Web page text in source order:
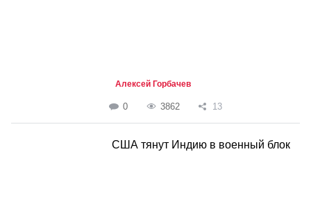
Алексей Горбачев
0 3862 13
CША тянут Индию в военный блок